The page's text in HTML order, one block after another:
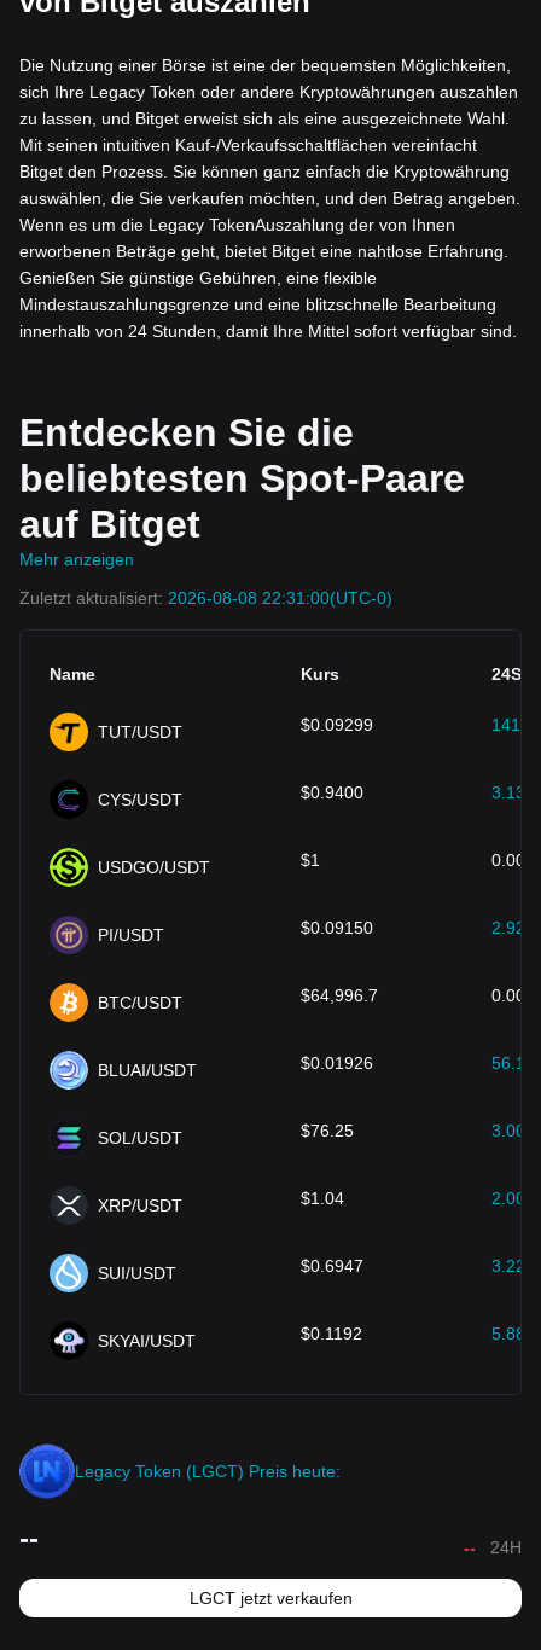
Die Nutzung einer Börse ist eine der bequemsten Möglichkeiten,
sich Ihre Legacy Token oder andere Kryptowährungen auszahlen
zu lassen, und Bitget erweist sich als eine ausgezeichnete Wahl.
Mit seinen intuitiven Kauf-/Verkaufsschaltflächen vereinfacht
Bitget den Prozess. Sie können ganz einfach die Kryptowährung
auswählen, die Sie verkaufen möchten, und den Betrag angeben.
Wenn es um die Legacy TokenAuszahlung der von Ihnen
erworbenen Beträge geht, bietet Bitget eine nahtlose Erfahrung.
Genießen Sie günstige Gebühren, eine flexible
Mindestauszahlungsgrenze und eine blitzschnelle Bearbeitung
innerhalb von 24 Stunden, damit Ihre Mittel sofort verfügbar sind.
Entdecken Sie die
beliebtesten Spot-Paare
auf Bitget
Mehr anzeigen
Zuletzt aktualisiert: 2026-08-08 22:31:00(UTC-0)
Name Kurs 24S
TUT/USDT $0.09299
CYS/USDT $0.9400 3.13
USDGO/USDT $1 0.00
PI/USDT $0.09150 2.92
BTC/USDT $64,996.7 0.00
BLUAI/USDT $0.01926 56.12
SOL/USDT $76.25 3.00
XRP/USDT $1.04 2.00
SUI/USDT $0.6947 3.22
SKYAI/USDT $0.1192 5.88
Legacy Token (LGCT) Preis heute:
-- -- 24H
LGCT jetzt verkaufen